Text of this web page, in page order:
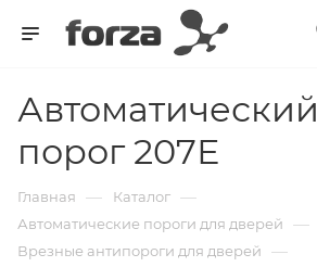
Автоматический
порог 207Е
Главная — Каталог —
Автоматические пороги для дверей —
Врезные антипороги для дверей —